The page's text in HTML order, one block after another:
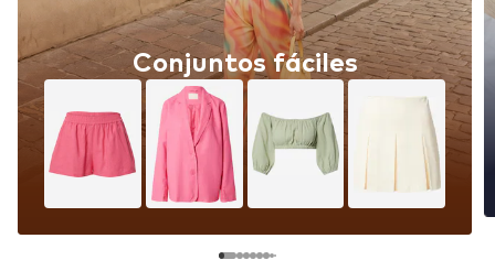
Conjuntos fáciles